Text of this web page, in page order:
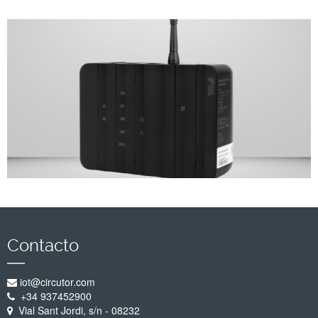
Empresa
Contacto
iot@circutor.com
+34 937452900
Vial Sant Jordi, s/n - 08232